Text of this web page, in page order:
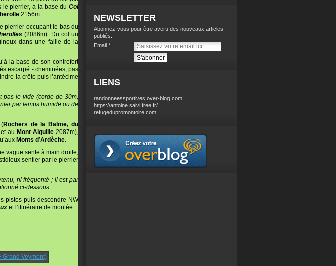
pierrier, à la base du Col
2156m.
pierrier occupant le bas du
(2086m). Du col un
dans une faille de la
la base de son contrefort
escarpé - cheminées, pas
la crête puis l’antécime
pas le vide (corde de 30m,
par temps humide ou de
Rochers de la Balme, du
au Mont Aiguille 2087m),
Monts d’Ardèche.
vague sente à main droite,
sentier par le pierrier
ni fréquenté ; il est par
ci-dessous.
pistes puis descendre NW
et l’itinéraire de montée.
NEWSLETTER
Abonnez-vous pour être averti des nouveaux articles
publiés.
Email
LIENS
randonneessportives.over-blog.com
https://antoine.salvi.free.fr/
refugedupromontoire.com